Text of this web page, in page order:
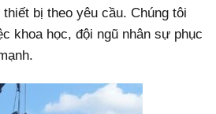
bị theo yêu cầu. Chúng tôi
khoa học, đội ngũ nhân sự phục